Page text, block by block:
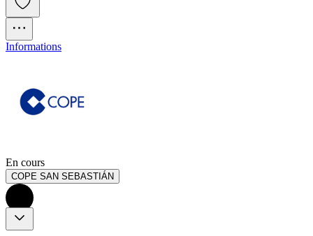
Informations
En cours
COPE SAN SEBASTIÁN